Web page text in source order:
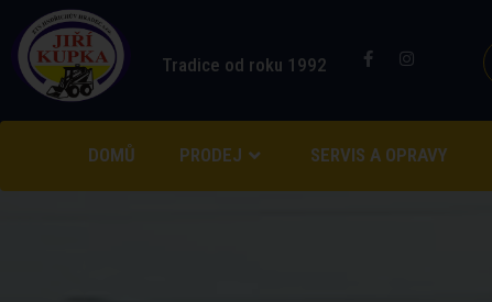
Tradice od roku 1992
DOMŮ PRODEJ SERVIS A OPRAVY